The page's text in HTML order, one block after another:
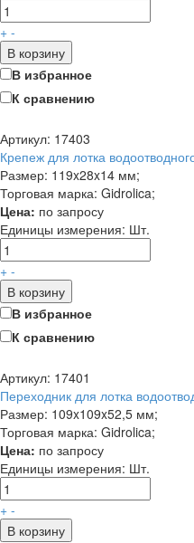
+ -
В корзину
В избранное
К сравнению
Артикул: 17403
Крепеж для лотка
Размер: 119x28x14 мм;
Торговая марка: Gidrolica;
Цена: по запросу
Единицы измерения: Шт.
+ -
В корзину
В избранное
К сравнению
Артикул: 17401
Переходник для лотка
Размер: 109x109x52,5 мм;
Торговая марка: Gidrolica;
Цена: по запросу
Единицы измерения: Шт.
+ -
В корзину